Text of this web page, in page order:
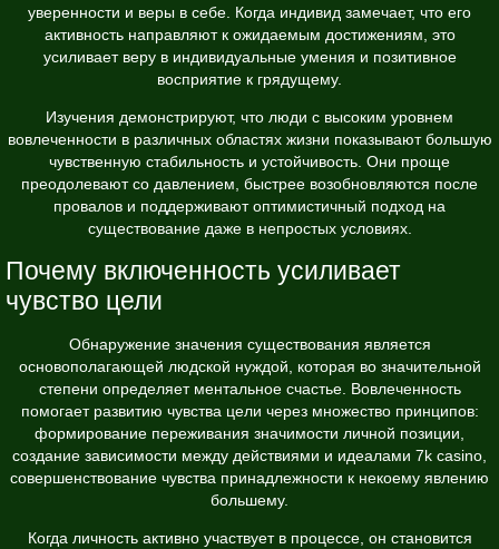
уверенности и веры в себе. Когда индивид замечает, что его
активность направляют к ожидаемым достижениям, это
усиливает веру в индивидуальные умения и позитивное
восприятие к грядущему.
Изучения демонстрируют, что люди с высоким уровнем
вовлеченности в различных областях жизни показывают большую
чувственную стабильность и устойчивость. Они проще
преодолевают со давлением, быстрее возобновляются после
провалов и поддерживают оптимистичный подход на
существование даже в непростых условиях.
Почему включенность усиливает
чувство цели
Обнаружение значения существования является
основополагающей людской нуждой, которая во значительной
степени определяет ментальное счастье. Вовлеченность
помогает развитию чувства цели через множество принципов:
формирование переживания значимости личной позиции,
создание зависимости между действиями и идеалами 7k casino,
совершенствование чувства принадлежности к некоему явлению
большему.
Когда личность активно участвует в процессе, он становится